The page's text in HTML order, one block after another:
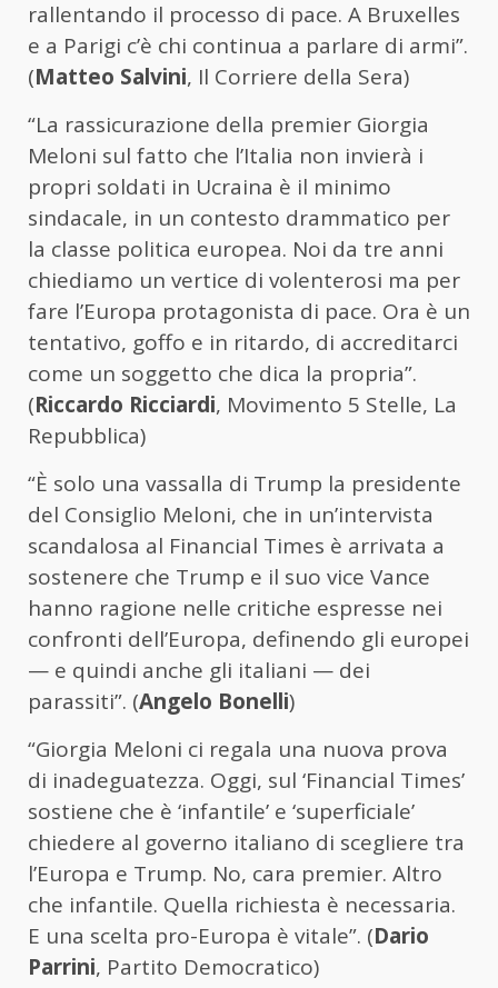
rallentando il processo di pace. A Bruxelles
e a Parigi c’è chi continua a parlare di armi”.
(Matteo Salvini, Il Corriere della Sera)
“La rassicurazione della premier Giorgia
Meloni sul fatto che l’Italia non invierà i
propri soldati in Ucraina è il minimo
sindacale, in un contesto drammatico per
la classe politica europea. Noi da tre anni
chiediamo un vertice di volenterosi ma per
fare l’Europa protagonista di pace. Ora è un
tentativo, goffo e in ritardo, di accreditarci
come un soggetto che dica la propria”.
(Riccardo Ricciardi, Movimento 5 Stelle, La
Repubblica)
“È solo una vassalla di Trump la presidente
del Consiglio Meloni, che in un’intervista
scandalosa al Financial Times è arrivata a
sostenere che Trump e il suo vice Vance
hanno ragione nelle critiche espresse nei
confronti dell’Europa, definendo gli europei
— e quindi anche gli italiani — dei
parassiti”. (Angelo Bonelli)
“Giorgia Meloni ci regala una nuova prova
di inadeguatezza. Oggi, sul ‘Financial Times’
sostiene che è ‘infantile’ e ‘superficiale’
chiedere al governo italiano di scegliere tra
l’Europa e Trump. No, cara premier. Altro
che infantile. Quella richiesta è necessaria.
E una scelta pro-Europa è vitale”. (Dario
Parrini, Partito Democratico)